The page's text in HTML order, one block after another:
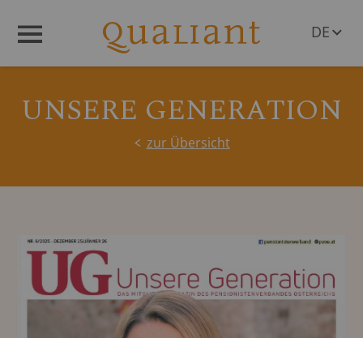
DE
UNSERE GENERATION
zur Übersicht